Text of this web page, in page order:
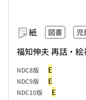
紙 図書 児
福知伸夫 再話・絵
NDC8版 E
NDC9版 E
NDC10版 E